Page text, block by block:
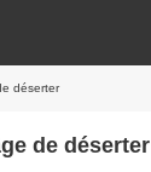
déserter
de déserter